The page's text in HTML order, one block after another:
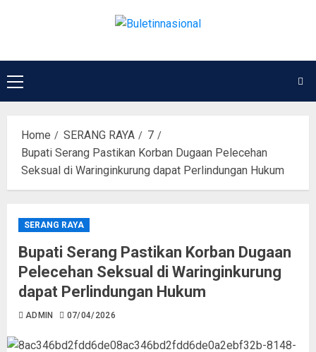
Home SERANG RAYA
7
Bupati Serang Pastikan Korban Dugaan Pelecehan
Seksual di Waringinkurung dapat Perlindungan Hukum
SERANG RAYA
Bupati Serang Pastikan Korban Dugaan
Pelecehan Seksual di Waringinkurung
dapat Perlindungan Hukum
ADMIN 07/04/2026